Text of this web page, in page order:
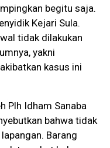
begitu saja.
Kejari Sula.
tidak dilakukan
yakni
kasus ini
Plh Idham Sanaba
bahwa tidak
Barang